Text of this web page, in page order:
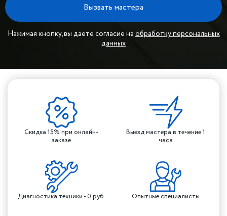
Вызвать мастера
Нажимая кнопку, вы даете согласие наобработку персональных
данных
Скидка 15% при онлайн-
заказе
Выезд мастера в течение 1
часа
Диагностика техники - 0 руб. Опытные специалисты